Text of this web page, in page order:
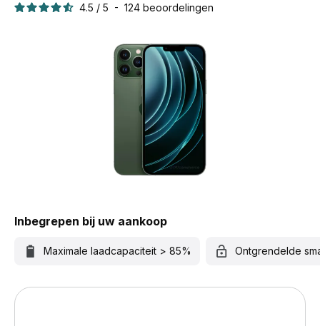
4.5 / 5 - 124 beoordelingen
Inbegrepen bij uw aankoop
Maximale laadcapaciteit > 85% Ontgrendelde